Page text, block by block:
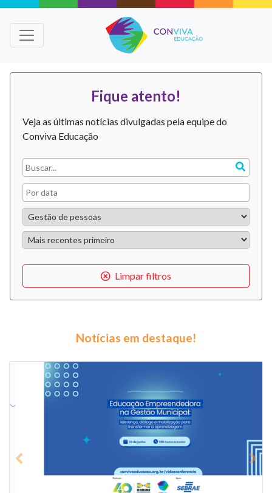
Fique atento!
Veja as últimas notícias divulgadas pela equipe do
Conviva Educação
Limpar filtros
Notícias em destaque!
Previous